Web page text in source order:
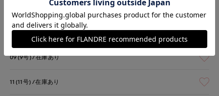
在庫あり
07(7号) 残りわずか
09(9号) 在庫あり
11(11号) 在庫あり